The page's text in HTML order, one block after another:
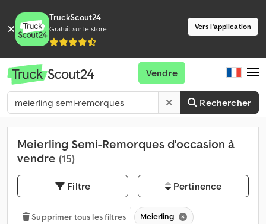
TruckScout24
Gratuit sur le store Vers l'application
Rechercher
Vendre
Meierling Semi-Remorques d'occasion à
vendre (15)
Filtre Pertinence
Supprimer tous les filtres Meierling